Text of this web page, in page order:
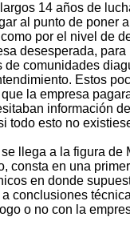
14 años de
al punto de poner
por el nivel de
desesperada,
de comunidades
Estos
la empresa
información
todo esto no
llega a la figura de
consta en una
en donde
conclusiones
o no con la